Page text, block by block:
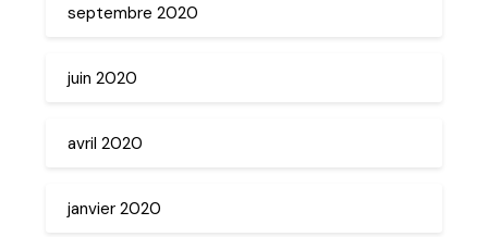
septembre 2020
juin 2020
avril 2020
janvier 2020